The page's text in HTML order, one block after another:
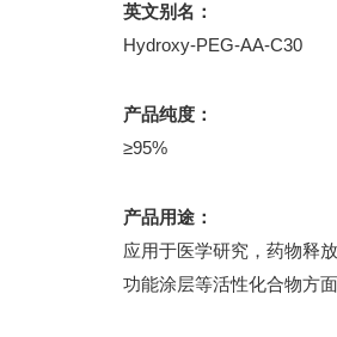
英文别名：
Hydroxy-PEG-AA-C30
产品纯度：
≥95%
产品用途：
应用于医学研究，药物释
功能涂层等活性化合物方面